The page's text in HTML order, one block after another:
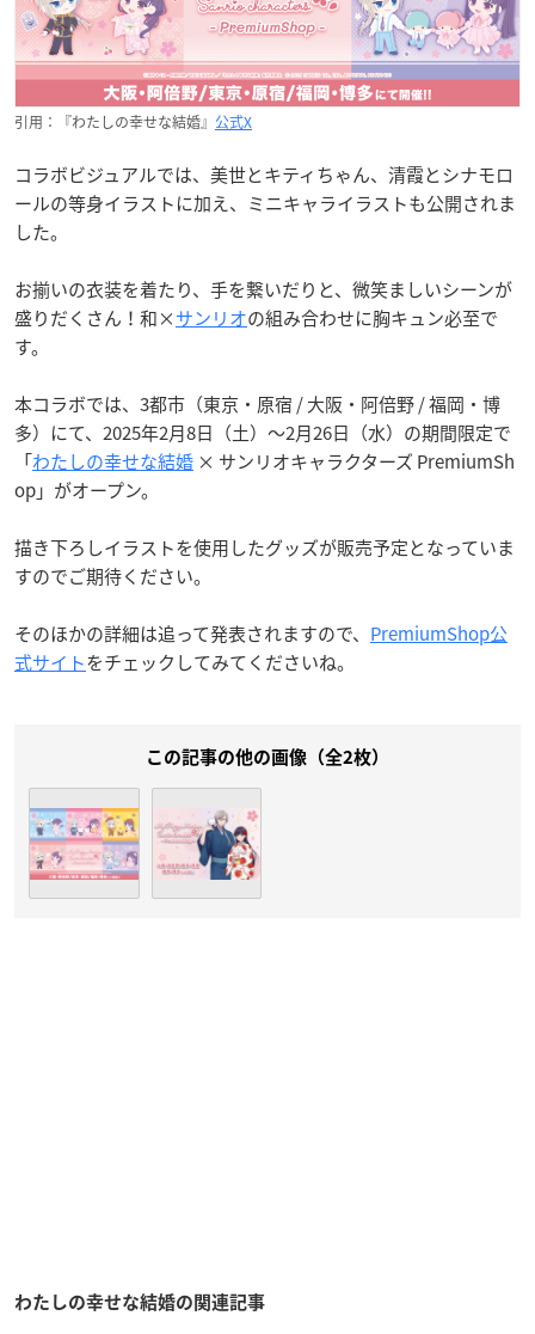
引用：『わたしの幸せな結婚』 公式X
コラボビジュアルでは、美世とキティちゃん、清霞とシナモロ
ールの等身イラストに加え、ミニキャライラストも公開されま
した。
お揃いの衣装を着たり、手を繋いだりと、微笑ましいシーンが
盛りだくさん！和×サンリオの組み合わせに胸キュン必至で
す。
本コラボでは、3都市（東京・原宿 / 大阪・阿倍野 / 福岡・博
多）にて、2025年2月8日（土）～2月26日（水）の期間限定で
「わたしの幸せな結婚 × サンリオキャラクターズ PremiumSh
op」がオープン。
描き下ろしイラストを使用したグッズが販売予定となっていま
すのでご期待ください。
そのほかの詳細は追って発表されますので、 PremiumShop公
式サイトをチェックしてみてくださいね。
この記事の他の画像（全2枚）
わたしの幸せな結婚の関連記事